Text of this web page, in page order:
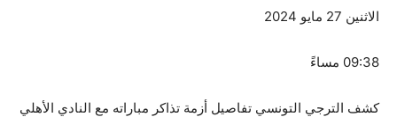
الاثنين 27 مايو 2024
09:38 مساءً
كشف الترجي التونسي تفاصيل أزمة تذاكر مباراته مع النادي الأهلي